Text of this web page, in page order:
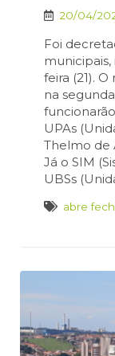
20/04/
Foi
feira (21).
na
UPAs
Thelmo de
Já o SIM
UBSs
abre